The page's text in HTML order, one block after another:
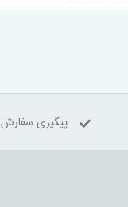
پیگیری سفارش